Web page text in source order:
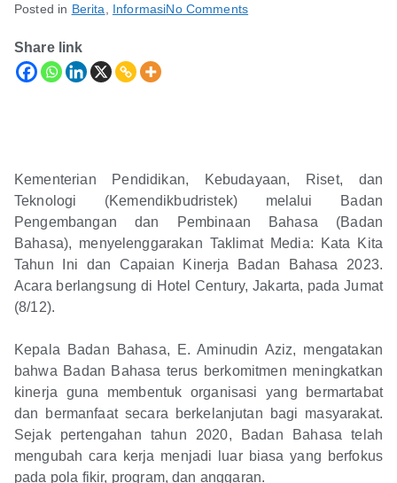
Posted in Berita InformasiNo Comments
Share link
Kementerian Pendidikan, Kebudayaan, Riset, dan
Teknologi (Kemendikbudristek) melalui Badan
Pengembangan dan Pembinaan Bahasa (Badan
Bahasa), menyelenggarakan Taklimat Media: Kata Kita
Tahun Ini dan Capaian Kinerja Badan Bahasa 2023.
Acara berlangsung di Hotel Century, Jakarta, pada Jumat
(8/12).
Kepala Badan Bahasa, E. Aminudin Aziz, mengatakan
bahwa Badan Bahasa terus berkomitmen meningkatkan
kinerja guna membentuk organisasi yang bermartabat
dan bermanfaat secara berkelanjutan bagi masyarakat.
Sejak pertengahan tahun 2020, Badan Bahasa telah
mengubah cara kerja menjadi luar biasa yang berfokus
pada pola fikir, program, dan anggaran.